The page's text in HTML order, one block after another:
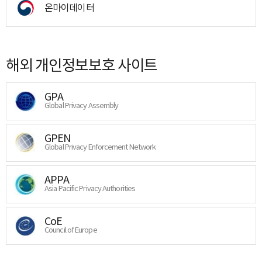
온마이데이터
해외 개인정보보호 사이트
GPA
Global Privacy Assembly
GPEN
Global Privacy Enforcement Network
APPA
Asia Pacific Privacy Authorities
CoE
Council of Europe